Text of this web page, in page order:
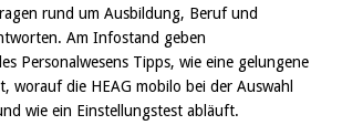
rund um Ausbildung, Beruf und
Am Infostand geben
Personalwesens Tipps, wie eine gelungene
worauf die HEAG mobilo bei der Auswahl
wie ein Einstellungstest abläuft.